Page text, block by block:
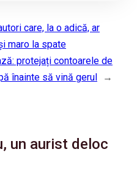
care, la o adică, ar
maro la spate
protejați contoarele de
înainte să vină gerul
→
un aurist deloc